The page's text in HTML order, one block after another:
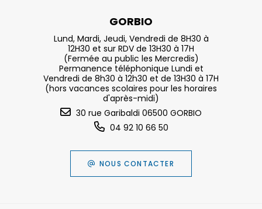
GORBIO
Lund, Mardi, Jeudi, Vendredi de 8H30 à
12H30 et sur RDV de 13H30 à 17H
(Fermée au public les Mercredis)
Permanence téléphonique Lundi et
Vendredi de 8h30 à 12h30 et de 13H30 à 17H
(hors vacances scolaires pour les horaires
d'après-midi)
30 rue Garibaldi 06500 GORBIO
04 92 10 66 50
NOUS CONTACTER